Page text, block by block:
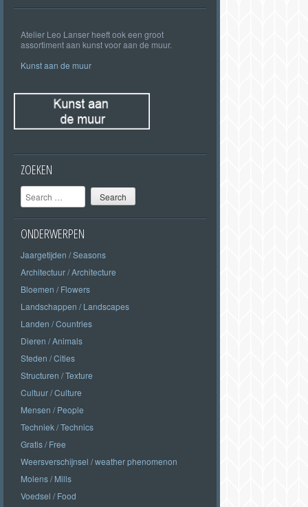
Atelier Leo Lanser heeft ook een groot
assortiment aan kunst voor aan de muur.
Kunst aan de muur
ZOEKEN
Search
ONDERWERPEN
Jaargetijden / Seasons
Architectuur / Architecture
Bloemen / Flowers
Landschappen / Landscapes
Landen / Countries
Dieren / Animals
Steden / Cities
Structuren / Texture
Cultuur / Culture
Mensen / People
Techniek / Technics
Gratis / Free
Weersverschijnsel / weather phenomenon
Molens / Mills
Voedsel / Food